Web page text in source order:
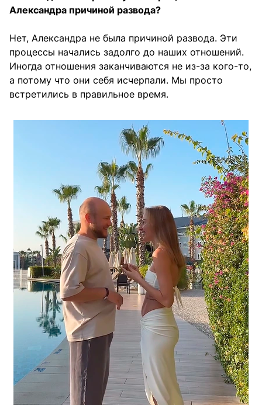
Александра причиной развода?
Нет, Александра не была причиной развода. Эти
процессы начались задолго до наших отношений.
Иногда отношения заканчиваются не из-за кого-то,
а потому что они себя исчерпали. Мы просто
встретились в правильное время.